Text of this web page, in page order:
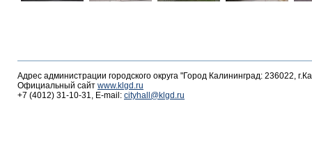
Адрес администрации городского округа "Город Калининград: 236022,
Официальный сайт www.klgd.ru
+7 (4012) 31-10-31, E-mail: cityhall@klgd.ru